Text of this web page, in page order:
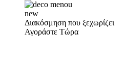
new
Διακόσμηση που ξεχωρίζει
Αγοράστε Τώρα